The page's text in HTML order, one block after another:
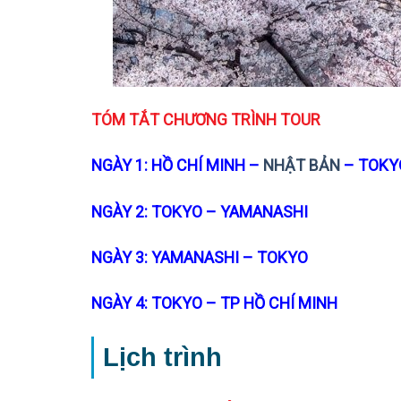
TÓM TẮT CHƯƠNG TRÌNH TOUR
NGÀY 1: HỒ CHÍ MINH – NHẬT BẢN –
NGÀY 2: TOKYO – YAMANASHI
NGÀY 3: YAMANASHI – TOKYO
NGÀY 4: TOKYO – TP HỒ CHÍ MINH
Lịch trình